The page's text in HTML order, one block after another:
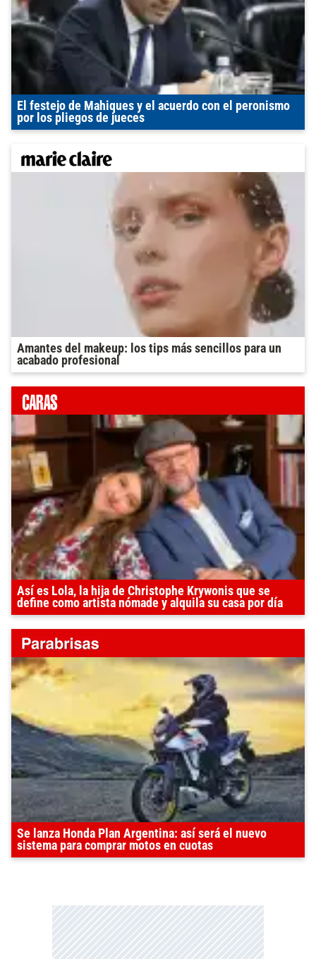
El festejo de Mahiques y el acuerdo con el peronismo
por los pliegos de jueces
Amantes del makeup: los tips más sencillos para un
acabado profesional
Así es Lola, la hija de Christophe Krywonis que se
define como artista nómade y alquila su casa por día
Se lanza Honda Plan Argentina: así será el nuevo
sistema para comprar motos en cuotas